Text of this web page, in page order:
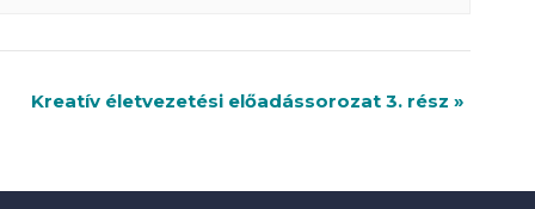
Kreatív életvezetési előadássorozat 3. rész»